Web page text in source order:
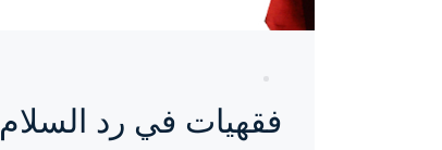
فقهيات في رد السلام